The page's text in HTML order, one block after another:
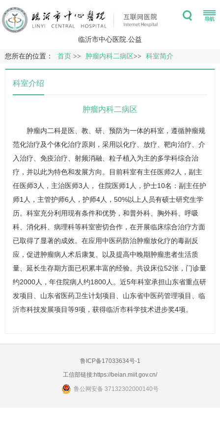
临沂市中心医院.公益
您所在的位置： 首页 >> 肿瘤内科二病区>> 科室简介
科室介绍
肿瘤内科二病区
肿瘤内二科是医、教、研、预防为一体的科室，遵循肿瘤规
范化治疗及个体化治疗原则，采用以化疗、放疗、靶向治疗、介
入治疗、免疫治疗、射频消融、粒子植入为主的多学科综合治
疗，并以此为特色和发展方向。目前科室有主任医师2人，副主
任医师3人，主治医师3人， 住院医师1人，护士10名：副主任护
师1人，主管护师6人，护师4人，50%以上人员有硕士研究生学
历。科室充分利用现有条件和优势，和普外科 胸外科 、呼吸
科、消化科、 病理科等科室密切合作，在开展临床综合治疗方面
已取得了显著的成效。在应用中医药防治肿瘤放化疗的毒副反
应，促进肿瘤病人术后康复、以及提高中晚期肿瘤患者生活质
量、延长生存期方面已积累丰富的经验。共设床位52张，门诊量
约2000人，年住院病人约1800人。近5年科室承担山东省重点研
发项目、山东省医药卫生计划项目、山东省中医药管理项目、临
沂市科技发展项目等9项，获得临沂市科学技术进步奖4项。
鲁ICP备17033634号-1
工信部链接:https://beian.miit.gov.cn/
鲁公网安备 37132302000140号